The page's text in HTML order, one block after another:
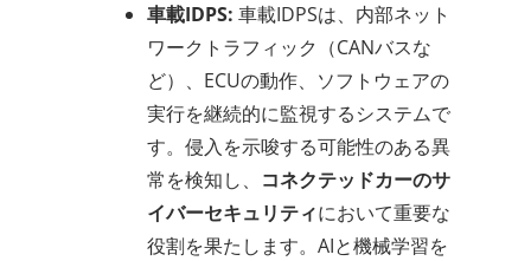
車載IDPS: 車載IDPSは、内部ネット
ワークトラフィック（CANバスな
ど）、ECUの動作、ソフトウェアの
実行を継続的に監視するシステムで
す。侵入を示唆する可能性のある異
常を検知し、 コネクテッドカーのサ
イバーセキュリティにおいて重要な
役割を果たします。AIと機械学習を